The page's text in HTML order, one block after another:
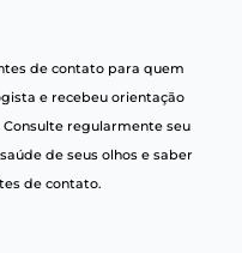
de contato para quem
e recebeu orientação
regularmente seu
de seus olhos e saber
de contato.